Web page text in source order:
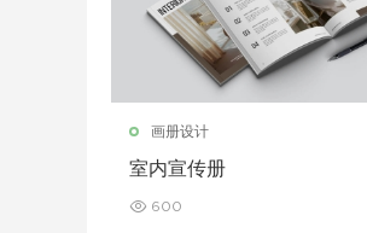
画册设计
室内宣传册
600